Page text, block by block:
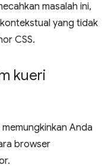
masalah ini,
yang tidak
CSS.
kueri
Anda
browser